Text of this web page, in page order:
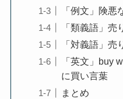
「例文」険悪
「類義語」売
「対義語」
「英文」buy
に買い言葉
まとめ